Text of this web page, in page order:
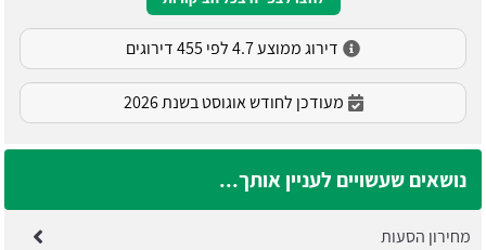
דירוג ממוצע 4.7 לפי 455 דירוגים
מעודכן לחודש אוגוסט בשנת 2026
נושאים שעשויים לעניין אותך...
מחירון הסעות